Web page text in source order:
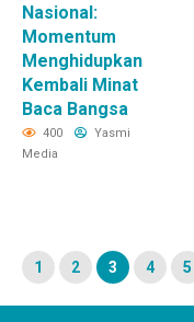
Nasional:
Momentum
Menghidupkan
Kembali Minat
Baca Bangsa
400
Yasmi
Media
1 2 3 4 5